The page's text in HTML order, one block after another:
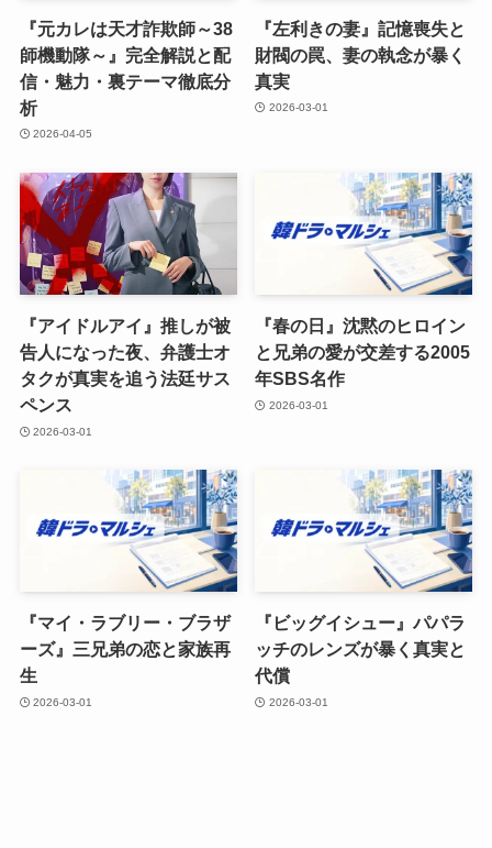
『元カレは天才詐欺師～38
師機動隊～』完全解説と配
信・魅力・裏テーマ徹底分
析
2026-04-05
『左利きの妻』記憶喪失と
財閥の罠、妻の執念が暴く
真実
2026-03-01
『アイドルアイ』推しが被
告人になった夜、弁護士オ
タクが真実を追う法廷サス
ペンス
2026-03-01
『春の日』沈黙のヒロイン
と兄弟の愛が交差する2005
年SBS名作
2026-03-01
『マイ・ラブリー・ブラザ
ーズ』三兄弟の恋と家族再
生
2026-03-01
『ビッグイシュー』パパラ
ッチのレンズが暴く真実と
代償
2026-03-01